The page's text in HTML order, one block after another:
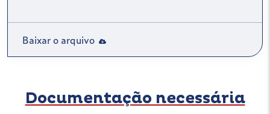
Baixar o arquivo
Documentação necessária